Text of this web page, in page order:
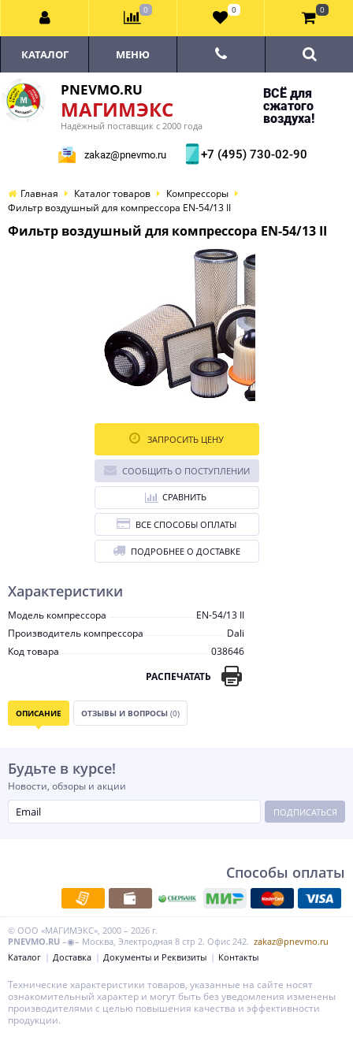
PNEVMO.RU
МАГИМЭКС
Надёжный поставщик с 2000 года
ВСЁ для
сжатого
воздуха!
zakaz@pnevmo.ru +7 (495) 730-02-90
КАТАЛОГ МЕНЮ
Главная Каталог товаров
Компрессоры
Фильтр воздушный для компрессора EN-54/13 II
Фильтр воздушный для компрессора EN-54/13 II
Характеристики
Модель компрессора
EN-54/13 II
Производитель компрессора
Dali
Код товара
038646
РАСПЕЧАТАТЬ
ЗАПРОСИТЬ ЦЕНУ
СООБЩИТЬ О ПОСТУПЛЕНИИ
СРАВНИТЬ
ВСЕ СПОСОБЫ ОПЛАТЫ
ПОДРОБНЕЕ О ДОСТАВКЕ
ОПИСАНИЕ ОТЗЫВЫ И ВОПРОСЫ (0)
Будьте в курсе!
Новости, обзоры и акции
ПОДПИСАТЬСЯ
Способы оплаты
© ООО «МАГИМЭКС», 2000 – 2026 г.
PNEVMO.RU –◉– Москва, Электродная 8 стр 2. Офис 242. zakaz@pnevmo.ru
Каталог
Доставка Документы и Реквизиты Контакты
0 0 0
Технические характеристики товаров, указанные на сайте носят
ознакомительный характер и могут быть без уведомления изменены
производителями с целью повышения качества и эффективности
продукции.